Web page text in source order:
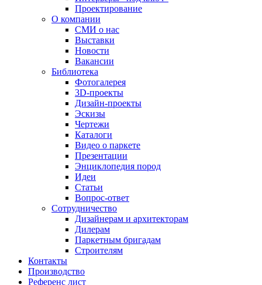
Проектирование
О компании
СМИ о нас
Выставки
Новости
Вакансии
Библиотека
Фотогалерея
3D-проекты
Дизайн-проекты
Эскизы
Чертежи
Каталоги
Видео о паркете
Презентации
Энциклопедия пород
Идеи
Статьи
Вопрос-ответ
Сотрудничество
Дизайнерам и архитекторам
Дилерам
Паркетным бригадам
Строителям
Контакты
Производство
Референс лист